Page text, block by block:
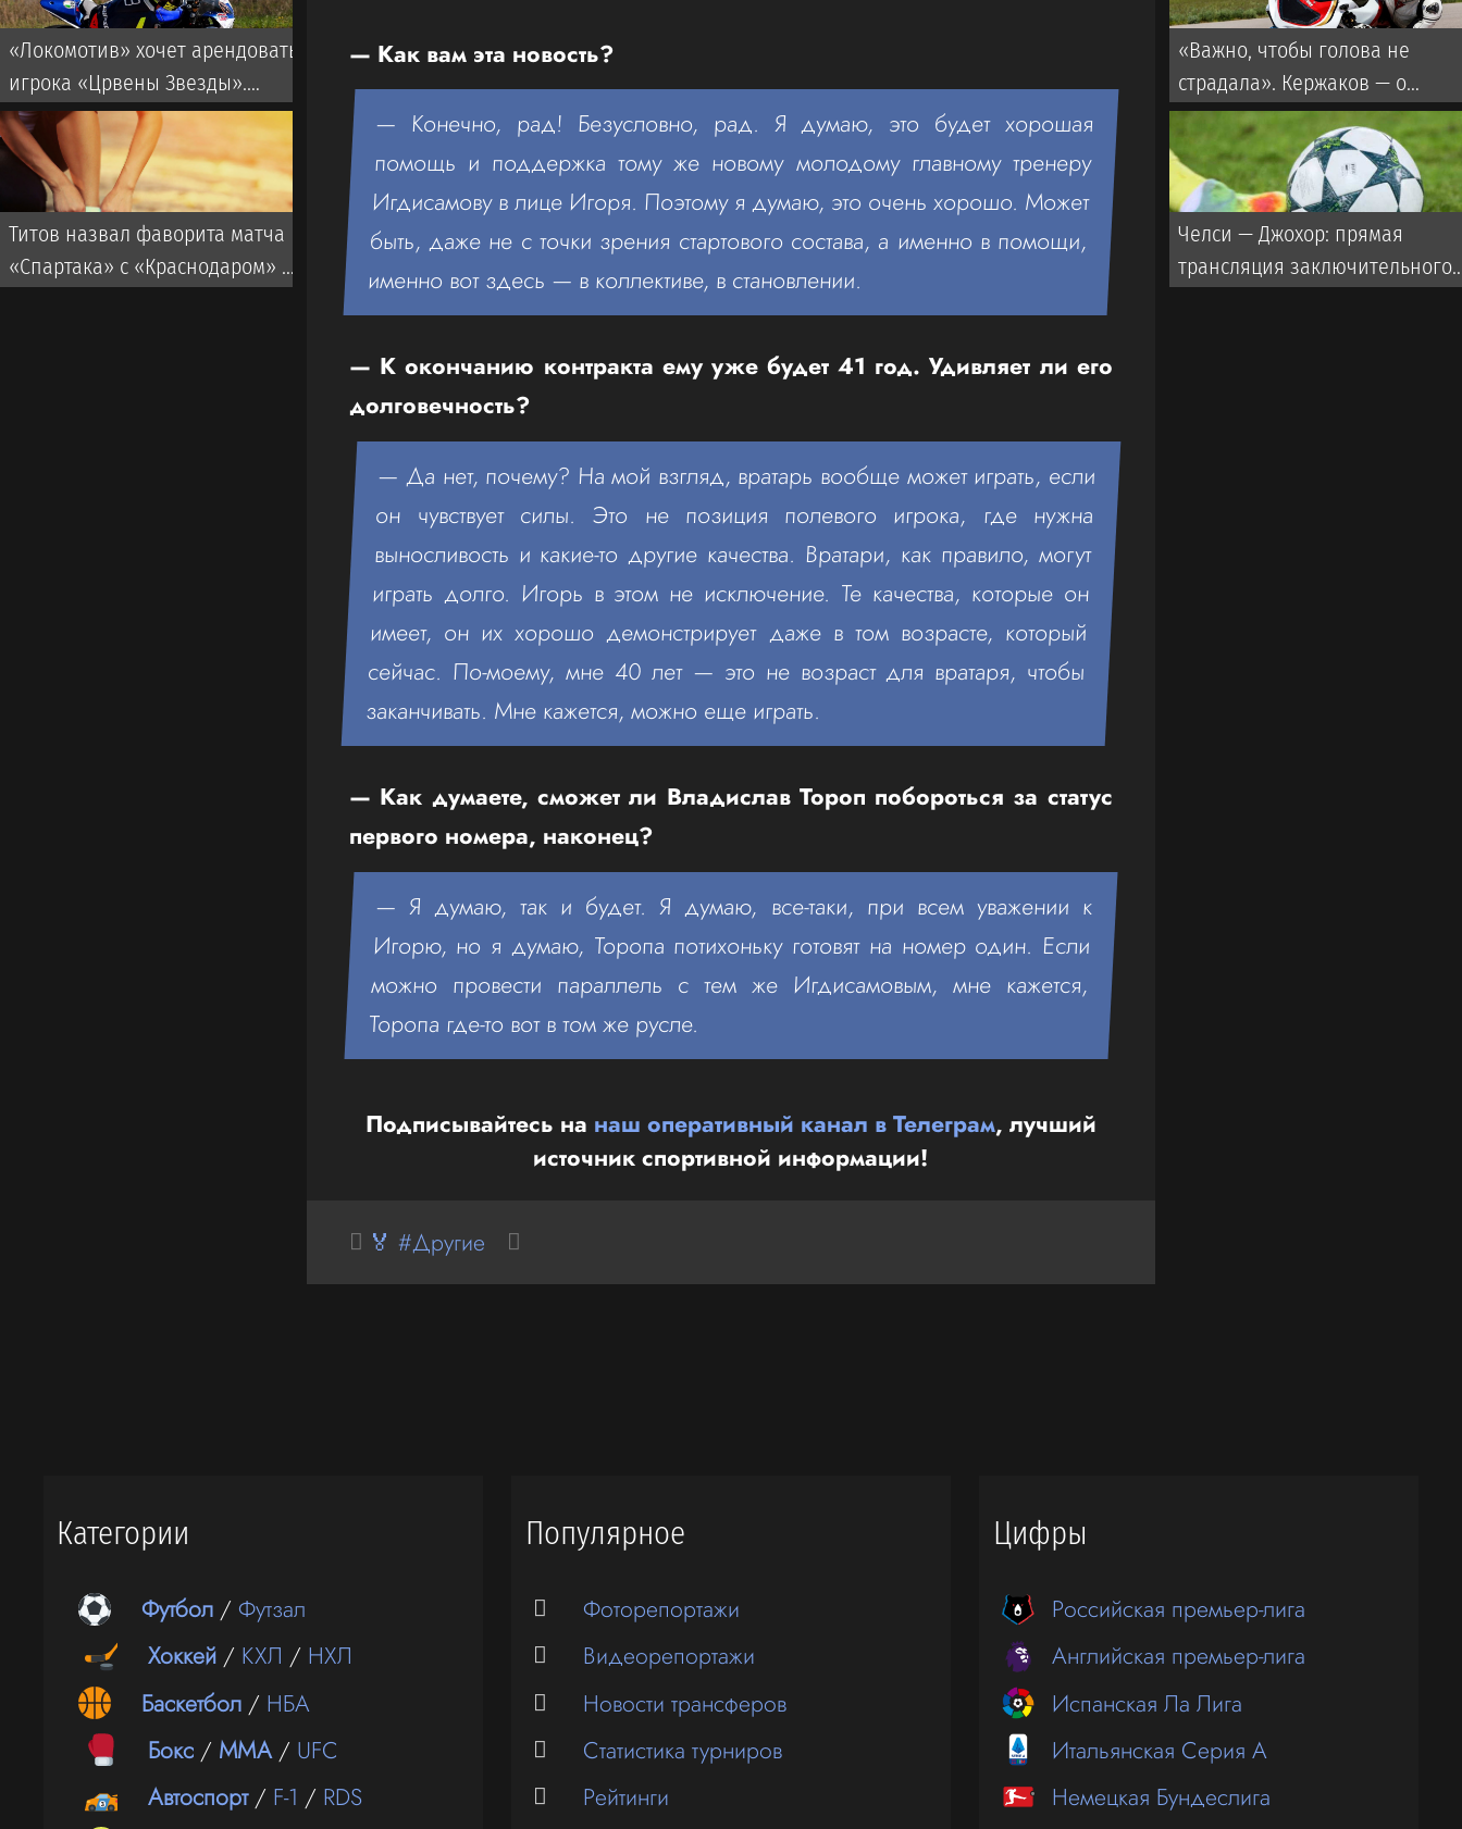
— Как вам эта новость?
— Конечно, рад! Безусловно, рад. Я думаю, это будет хорошая
помощь и поддержка тому же новому молодому главному тренеру
Игдисамову в лице Игоря. Поэтому я думаю, это очень хорошо. Может
быть, даже не с точки зрения стартового состава, а именно в помощи,
именно вот здесь — в коллективе, в становлении.
— К окончанию контракта ему уже будет 41 год. Удивляет ли его
долговечность?
— Да нет, почему? На мой взгляд, вратарь вообще может играть, если
он чувствует силы. Это не позиция полевого игрока, где нужна
выносливость и какие-то другие качества. Вратари, как правило, могут
играть долго. Игорь в этом не исключение. Те качества, которые он
имеет, он их хорошо демонстрирует даже в том возрасте, который
сейчас. По-моему, мне 40 лет — это не возраст для вратаря, чтобы
заканчивать. Мне кажется, можно еще играть.
— Как думаете, сможет ли Владислав Тороп побороться за статус
первого номера, наконец?
— Я думаю, так и будет. Я думаю, все-таки, при всем уважении к
Игорю, но я думаю, Торопа потихоньку готовят на номер один. Если
можно провести параллель с тем же Игдисамовым, мне кажется,
Торопа где-то вот в том же русле.
Подписывайтесь на наш оперативный канал в Телеграм, лучший
источник спортивной информации!
🏅 #Другие
«Локомотив» хочет арендовать
игрока «Црвены Звезды».
Ранее запрос делал ЦСКА
Титов назвал фаворита матча
«Спартака» с «Краснодаром» в
«Важно, чтобы голова не
страдала». Кержаков — о
хавбеке «Зенита» Кондакове
Челси — Джохор: прямая
трансляция заключительного
Категории
Футбол /Футзал
Хоккей / КХЛ / НХЛ
Баскетбол / НБА
Бокс / ММА/ UFC
Автоспорт/ F-1 / RDS
Популярное
Фоторепортажи
Видеорепортажи
Новости трансферов
Статистика турниров
Рейтинги
Цифры
Российская премьер-лига
Английская премьер-лига
Испанская Ла Лига
Итальянская Серия А
Немецкая Бундеслига